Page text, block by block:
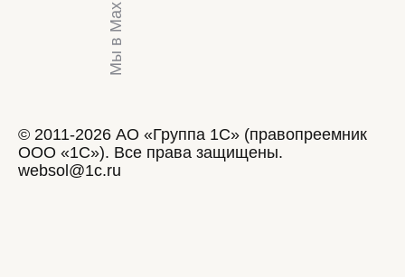
Мы в Max
© 2011-2026 АО «Группа 1С» (правопреемник
ООО «1С»). Все права защищены.
websol@1c.ru